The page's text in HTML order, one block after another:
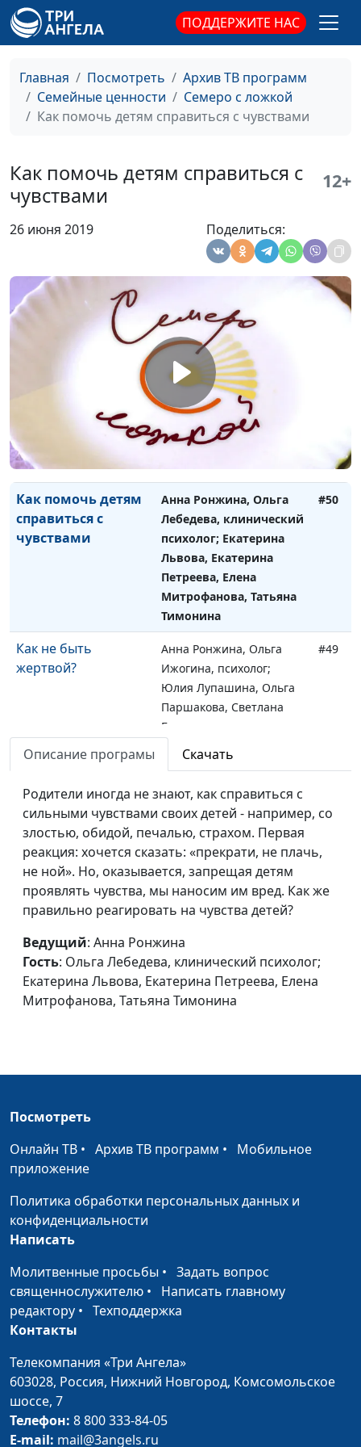
ПОДДЕРЖИТЕ НАС
Главная Посмотреть
Архив ТВ программ
Семейные ценности
Семеро с ложкой
Как помочь детям справиться с чувствами
Как помочь детям справиться с
чувствами
12+
26 июня 2019 Поделиться:
Как управлять
своими чувствами?
Анна Ронжина, Ольга
Ижогина, психолог;
Ключникова, Екатерина
Петреева
#54
Как справиться с
Анна Ронжина, Ольга
Наталья Булатова, Ольга
Паршакова, Светлана
Как развить
мужа
Анна Ронжина, Ольга
Ижогина, психолог;
Ольга Паршакова, Юлия
Петреева
#52
Как поощрять
самостоятельность
Анна Ронжина, Ольга
Лебедева, клинический
психолог; Екатерина
Львова, Екатерина
Петреева, Ольга
Ворожцова, Татьяна
Тимонина
Как помочь детям
справиться с
чувствами
Анна Ронжина, Ольга
Лебедева, клинический
психолог; Екатерина
Львова, Екатерина
Петреева, Елена
Митрофанова, Татьяна
Тимонина
#50
Как не быть
жертвой?
Анна Ронжина, Ольга
Ижогина, психолог;
Юлия Лупашина, Ольга
Паршакова, Светлана
Быкова
#49
Как извлечь пользу
Анна Ронжина, Ольга
Елена Солдатова, Ольга
Паршакова, Светлана
Быкова
Как быть
счастливым при
любых
Анна Ронжина, Евгения
Чикивчук, системный
семейный психолог,
Ольга Паршакова, Ирина
Садилова, Светлана
Доманская
Галина Агмалова, Ольга
Опять домашние
Сергеева, Светлана
Лаишевцева
Мои личные
границы
Анна Ронжина, Евгения
Чикивчук, системный
Екатерина Сажина,
Любовь Тямкина,
Гегецик Шахназярян
Описание програмы Скачать
Родители иногда не знают, как справиться с
сильными чувствами своих детей - например, со
злостью, обидой, печалью, страхом. Первая
реакция: хочется сказать: «прекрати, не плачь,
не ной». Но, оказывается, запрещая детям
проявлять чувства, мы наносим им вред. Как же
правильно реагировать на чувства детей?
Ведущий: Анна Ронжина
Гость: Ольга Лебедева, клинический психолог;
Екатерина Львова, Екатерина Петреева, Елена
Митрофанова, Татьяна Тимонина
Посмотреть
Онлайн ТВ • Архив ТВ программ • Мобильное
приложение
Политика обработки персональных данных и
конфиденциальности
Написать
Молитвенные просьбы • Задать вопрос
священнослужителю • Написать главному
редактору • Техподдержка
Контакты
Телекомпания «Три Ангела»
603028, Россия, Нижний Новгород, Комсомольское
шоссе, 7
Телефон: 8 800 333-84-05
E-mail: mail@3angels.ru